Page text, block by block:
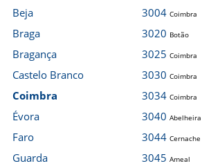
Beja
Braga
Bragança
Castelo Branco
Coimbra
Évora
Faro
Guarda
3004 Coimbra
3020 Botão
3025 Coimbra
3030 Coimbra
3034 Coimbra
3040 Abelheira
3044 Cernache
3045 Ameal